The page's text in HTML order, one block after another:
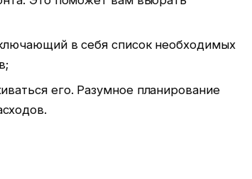
в себя список необходимых
его. Разумное планирование